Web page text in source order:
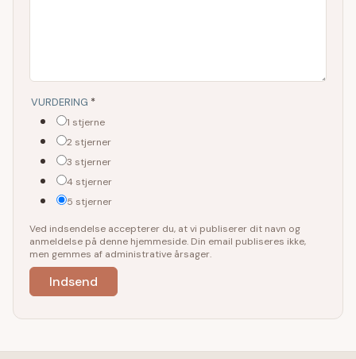
VURDERING *
1 stjerne
2 stjerner
3 stjerner
4 stjerner
5 stjerner
Ved indsendelse accepterer du, at vi publiserer dit navn og
anmeldelse på denne hjemmeside. Din email publiseres ikke,
men gemmes af administrative årsager.